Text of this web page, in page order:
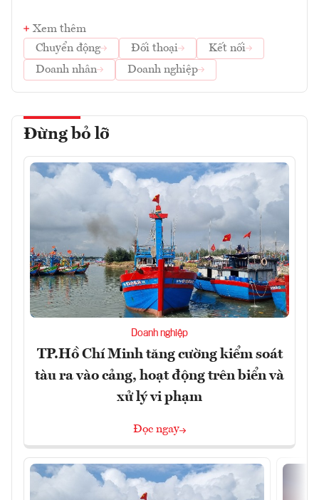
Xem thêm
Chuyển động
Đối thoại
Kết nối
Doanh nhân
Doanh nghiệp
Đừng bỏ lỡ
Doanh nghiệp
TP.Hồ Chí Minh tăng cường kiểm soát
tàu ra vào cảng, hoạt động trên biển và
xử lý vi phạm
Đọc ngay